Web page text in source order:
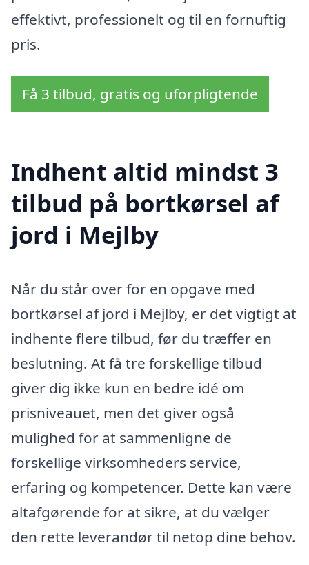
effektivt, professionelt og til en fornuftig
pris.
Få 3 tilbud, gratis og uforpligtende
Indhent altid mindst 3
tilbud på bortkørsel af
jord i Mejlby
Når du står over for en opgave med
bortkørsel af jord i Mejlby, er det vigtigt at
indhente flere tilbud, før du træffer en
beslutning. At få tre forskellige tilbud
giver dig ikke kun en bedre idé om
prisniveauet, men det giver også
mulighed for at sammenligne de
forskellige virksomheders service,
erfaring og kompetencer. Dette kan være
altafgørende for at sikre, at du vælger
den rette leverandør til netop dine behov.